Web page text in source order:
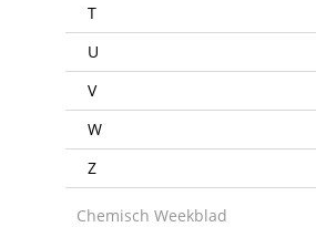
T
U
V
W
Z
Chemisch Weekblad